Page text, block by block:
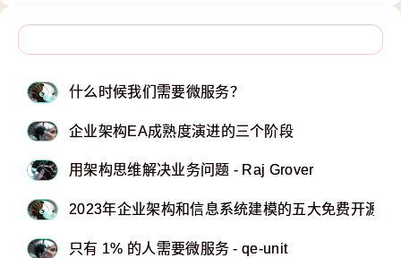
什么时候我们需要微服务？
企业架构EA成熟度演进的三个阶段
用架构思维解决业务问题 - Raj Grover
2023年企业架构和信息系统建模的五大免费开源工
只有 1% 的人需要微服务 - qe-unit